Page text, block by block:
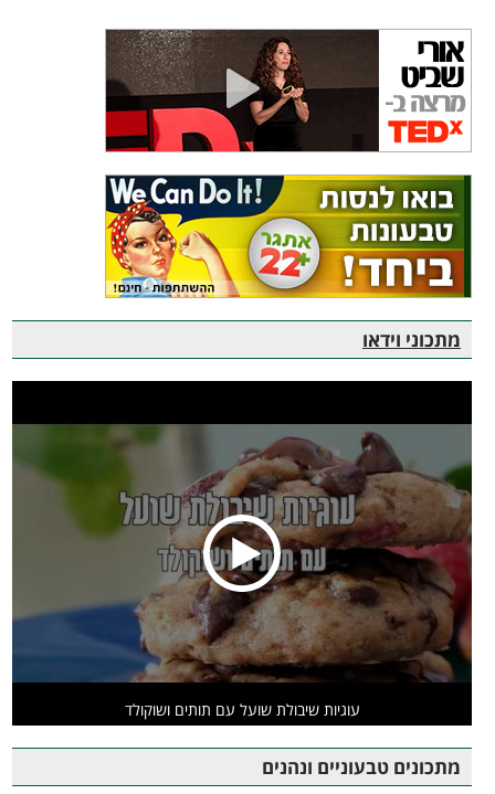
מתכוני וידאו
עוגיות שיבולת שועל עם תותים ושוקולד
מתכונים טבעוניים ונהנים